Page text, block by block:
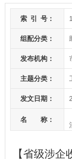
索 引 号：
组配分类：
发布机构：
主题分类：
发文日期：
名 称：
【省级涉